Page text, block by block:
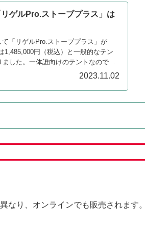
ゲルPro.ストーブプラス」は
「リゲルPro.ストーブプラス」が
1,485,000円（税込）と一般的なテン
した。一体誰向けのテントなのでし
2023.11.02
なり、オンラインでも販売されます。